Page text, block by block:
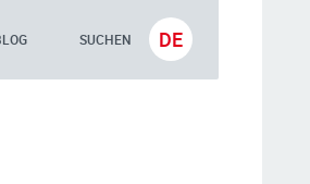
SUCHEN DE